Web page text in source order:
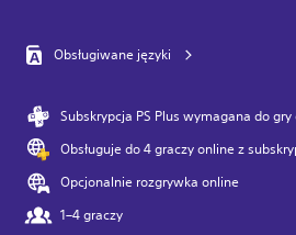
Obsługiwane języki
Subskrypcja PS Plus wymagana do
Obsługuje do 4 graczy online z
Opcjonalnie rozgrywka online
1–4 graczy